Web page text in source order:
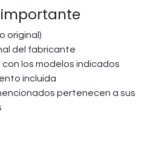
original)
del fabricante
los modelos indicados
incluida
pertenecen a sus